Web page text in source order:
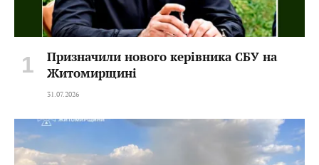
Призначили нового керівника СБУ на
Житомирщині
31.07.2026